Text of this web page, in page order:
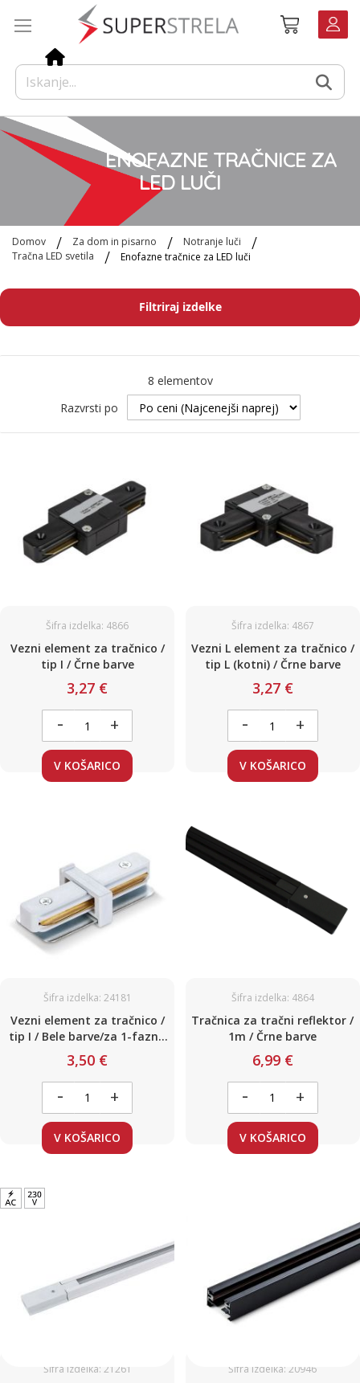
Košarica
ENOFAZNE TRAČNICE ZA
LED LUČI
Domov Za dom in pisarno
Notranje luči
Tračna LED svetila
Enofazne tračnice za LED luči
Filtriraj izdelke
8 elementov
Razvrsti po
Šifra izdelka: 4866
Vezni element za tračnico /
tip I / Črne barve
3,27 €
- +
V KOŠARICO
Šifra izdelka: 4867
Vezni L element za tračnico /
tip L (kotni) / Črne barve
3,27 €
- +
V KOŠARICO
Šifra izdelka: 24181
Vezni element za tračnico /
tip I / Bele barve/za 1-fazno
tračnico
3,50 €
- +
V KOŠARICO
Šifra izdelka: 4864
Tračnica za tračni reflektor /
1m / Črne barve
6,99 €
- +
V KOŠARICO
Šifra izdelka: 21261 Šifra izdelka: 20946